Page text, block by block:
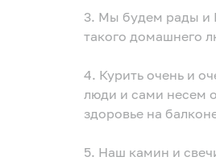
3. Мы будем рады и Вашей собаке-компаньону. Возможность и условия проживания
такого домашнего
4. Курить очень и очень вредно для здоровья! Но мы понимаем, что все мы взрослые
люди и сами несем
здоровье на
5. Наш камин и свечи – это антураж для Вашего романтического вечера, разжигать и